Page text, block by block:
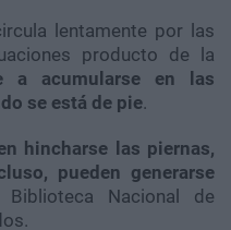
lentamente por las
producto de la
a acumularse en las
se está de pie.
hincharse las piernas,
pueden generarse
Nacional de